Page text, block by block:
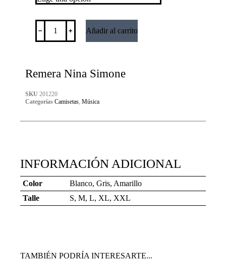
﹣ ﹢ Añadir al carrito
Remera Nina Simone
SKU 201220
Categorías Camisetas, Música
INFORMACIÓN ADICIONAL
Color
Blanco, Gris, Amarillo
Talle
S, M, L, XL, XXL
TAMBIÉN PODRÍA INTERESARTE...